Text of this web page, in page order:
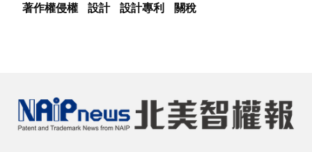
著作權侵權
設計 設計專利 關稅